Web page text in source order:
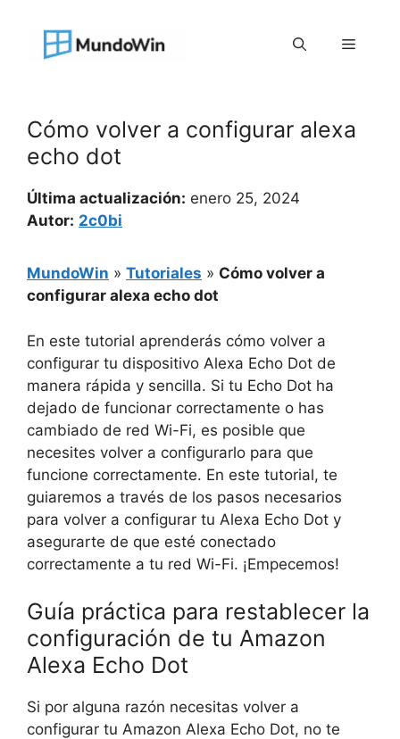
contenido
Menú
Cómo volver a configurar alexa
echo dot
Última actualización: enero 25, 2024
Autor: 2c0bi
MundoWin » Tutoriales » Cómo volver a
configurar alexa echo dot
En este tutorial aprenderás cómo volver a
configurar tu dispositivo Alexa Echo Dot de
manera rápida y sencilla. Si tu Echo Dot ha
dejado de funcionar correctamente o has
cambiado de red Wi-Fi, es posible que
necesites volver a configurarlo para que
funcione correctamente. En este tutorial, te
guiaremos a través de los pasos necesarios
para volver a configurar tu Alexa Echo Dot y
asegurarte de que esté conectado
correctamente a tu red Wi-Fi. ¡Empecemos!
Guía práctica para restablecer la
configuración de tu Amazon
Alexa Echo Dot
Si por alguna razón necesitas volver a
configurar tu Amazon Alexa Echo Dot, no te